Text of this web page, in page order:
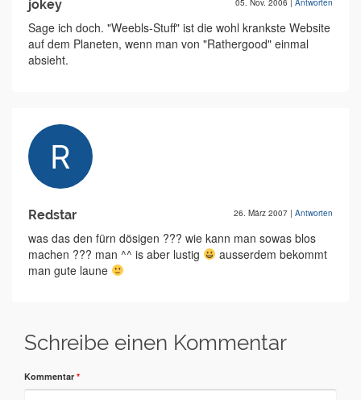
jokey 05. Nov. 2006 Antworten
Sage ich doch. "Weebls-Stuff" ist die wohl krankste Website
auf dem Planeten, wenn man von "Rathergood" einmal
absieht.
Redstar 26. März 2007 | Antworten
was das den fürn dösigen ??? wie kann man sowas blos
machen ??? man ^^ is aber lustig
ausserdem bekommt
man gute laune
Schreibe einen Kommentar
Kommentar *